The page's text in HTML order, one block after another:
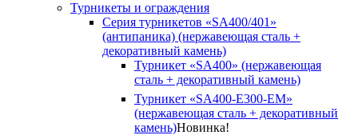
Турникеты и ограждения
Серия турникетов «SA400/401»
(антипаника) (нержавеющая сталь +
декоративный камень)
Турникет «SA400» (нержавеющая
сталь + декоративный камень)
Турникет «SA400-Е300-EM»
(нержавеющая сталь + декоративный
камень)Новинка!